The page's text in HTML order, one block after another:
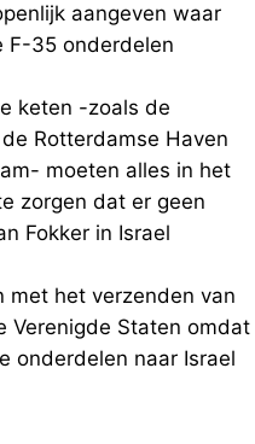
aangeven waar
F-35 onderdelen
keten -zoals de
Rotterdamse Haven
moeten alles in het
zorgen dat er geen
Fokker in Israel
met het verzenden van
Verenigde Staten omdat
onderdelen naar Israel